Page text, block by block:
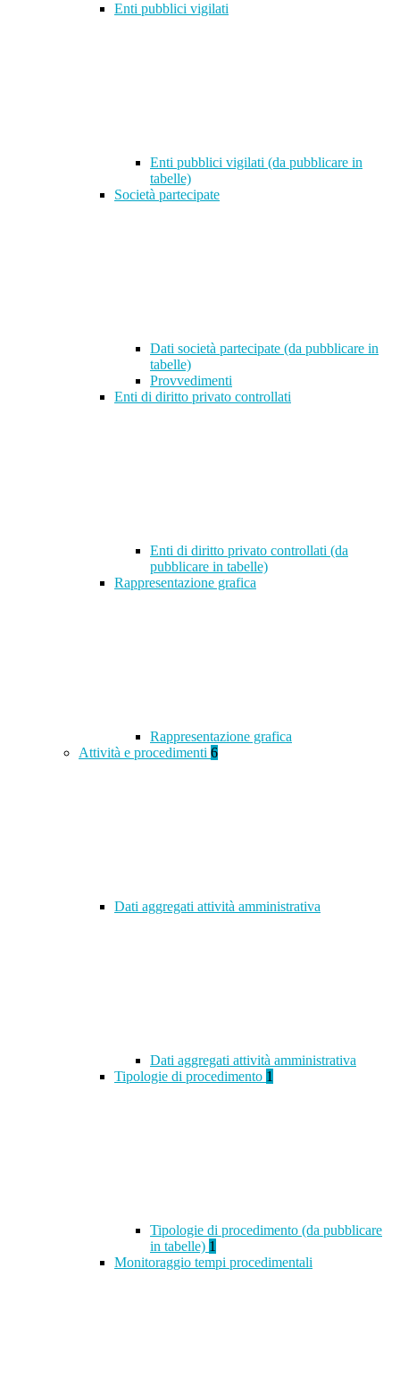
Enti pubblici vigilati
Enti pubblici vigilati (da pubblicare in
tabelle)
Società partecipate
Dati società partecipate (da pubblicare in
tabelle)
Provvedimenti
Enti di diritto privato controllati
Enti di diritto privato controllati (da
pubblicare in tabelle)
Rappresentazione grafica
Rappresentazione grafica
Attività e procedimenti 6
Dati aggregati attività amministrativa
Dati aggregati attività amministrativa
Tipologie di procedimento 1
Tipologie di procedimento (da pubblicare
in tabelle) 1
Monitoraggio tempi procedimentali